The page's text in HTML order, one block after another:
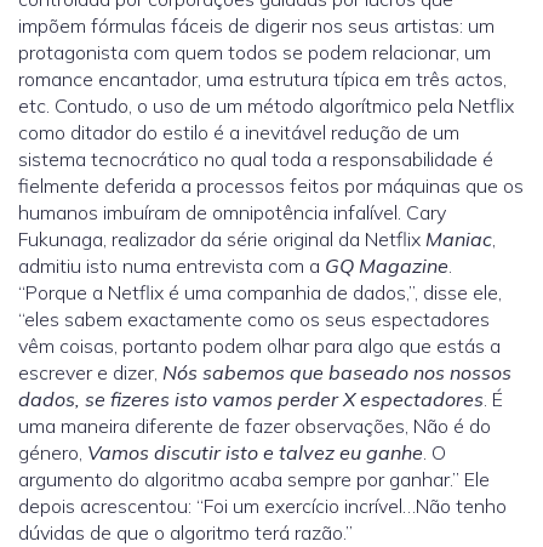
impõem fórmulas fáceis de digerir nos seus artistas: um
protagonista com quem todos se podem relacionar, um
romance encantador, uma estrutura típica em três actos,
etc. Contudo, o uso de um método algorítmico pela Netflix
como ditador do estilo é a inevitável redução de um
sistema tecnocrático no qual toda a responsabilidade é
fielmente deferida a processos feitos por máquinas que os
humanos imbuíram de omnipotência infalível. Cary
Fukunaga, realizador da série original da Netflix Maniac,
admitiu isto numa entrevista com a GQ Magazine.
“Porque a Netflix é uma companhia de dados,”, disse ele,
“eles sabem exactamente como os seus espectadores
vêm coisas, portanto podem olhar para algo que estás a
escrever e dizer, Nós sabemos que baseado nos nossos
dados, se fizeres isto vamos perder X espectadores. É
uma maneira diferente de fazer observações, Não é do
género, Vamos discutir isto e talvez eu ganhe. O
argumento do algoritmo acaba sempre por ganhar.” Ele
depois acrescentou: “Foi um exercício incrível…Não tenho
dúvidas de que o algoritmo terá razão.”